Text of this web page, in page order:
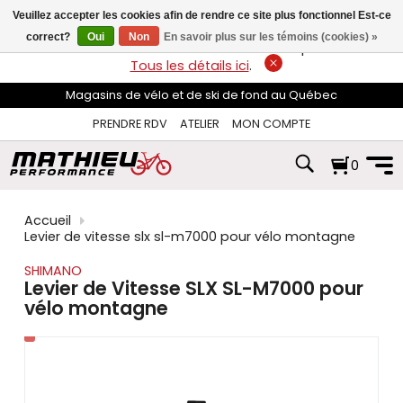
flèches
haut
et
pour
sélectionner
disponible.
Appuyez
pour
accéder
résultat
de
recherche
sélectionné.
LIVRAISON GRATUITEsur les commandes de plus de 74$*.
Tous les détails ici.
Magasins de vélo et de ski de fond au Québec
PRENDRE RDV
ATELIER MON COMPTE
0
Accueil
Levier de vitesse slx sl-m7000 pour vélo montagne
SHIMANO
Levier de Vitesse SLX SL-M7000 pour
vélo montagne
Veuillez accepter les cookies afin de rendre ce site plus fonctionnel Est-ce
correct?
Oui Non En savoir plus sur les témoins (cookies) »